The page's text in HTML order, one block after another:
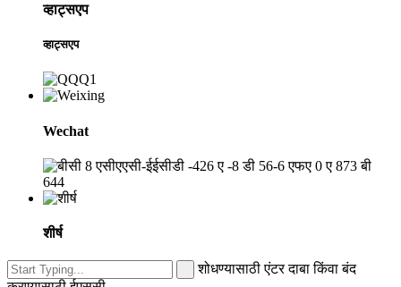
व्हाट्सएप
व्हाट्सएप
Wechat
शीर्ष
शोधण्यासाठी एंटर दाबा किंवा बंद